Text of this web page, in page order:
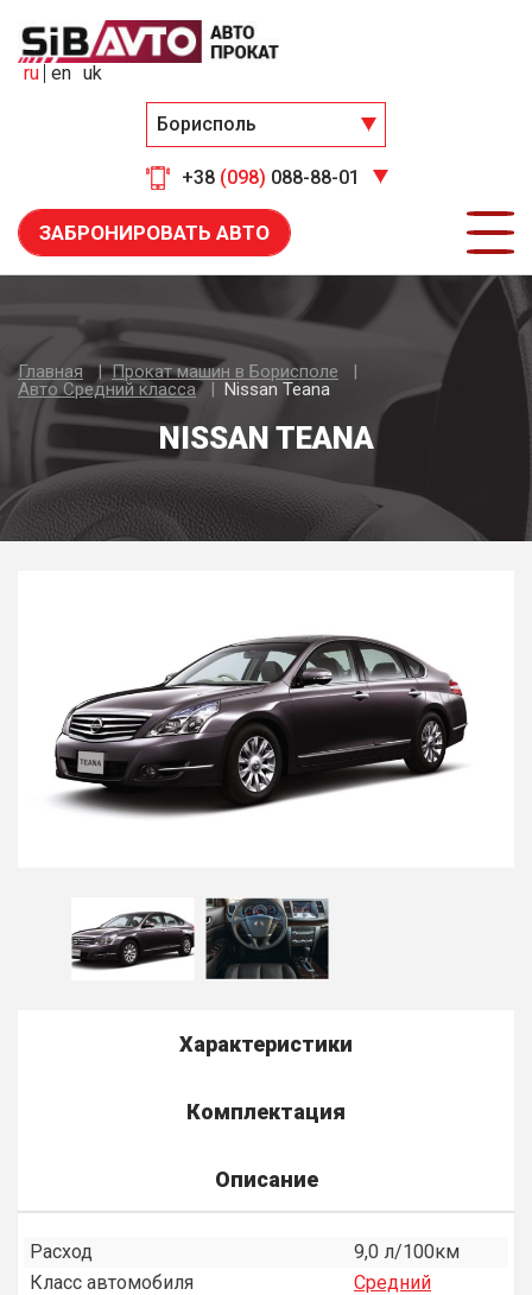
Борисполь
+38 (098) 088-88-01
ru en uk
ЗАБРОНИРОВАТЬ АВТО
Главная
Прокат машин в Борисполе
Авто Средний класса
Nissan Teana
NISSAN TEANA
Характеристики
Комплектация
Описание
Расход
9,0 л/100км
Класс автомобиля
Средний